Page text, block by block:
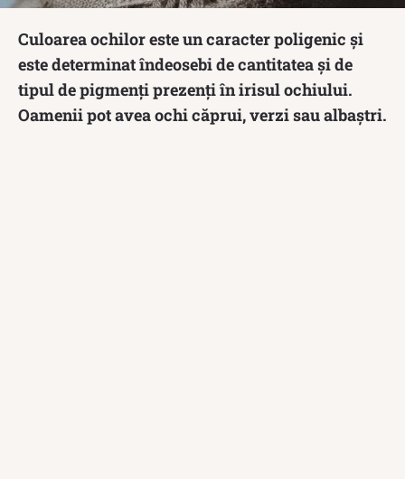
Culoarea ochilor este un caracter poligenic și
este determinat îndeosebi de cantitatea și de
tipul de pigmenți prezenți în irisul ochiului.
Oamenii pot avea ochi căprui, verzi sau albaștri.